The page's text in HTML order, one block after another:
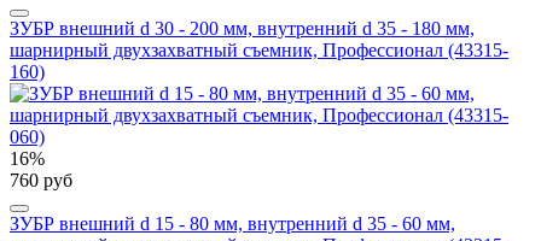
ЗУБР внешний d 30 - 200 мм, внутренний d 35 - 180 мм,
шарнирный двухзахватный съемник, Профессионал (43315-
160)
16%
760 руб
ЗУБР внешний d 15 - 80 мм, внутренний d 35 - 60 мм,